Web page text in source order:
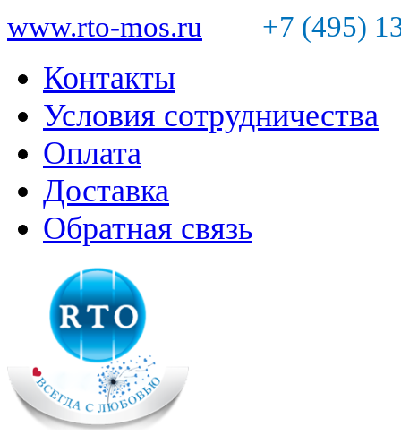
www.rto-mos.ru +7 (495)
Контакты
Условия сотрудничества
Оплата
Доставка
Обратная связь